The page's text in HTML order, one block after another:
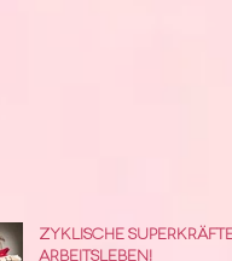
Zyklische
Arbeitsleben!